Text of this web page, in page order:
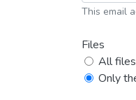
This email
Files
All
Only